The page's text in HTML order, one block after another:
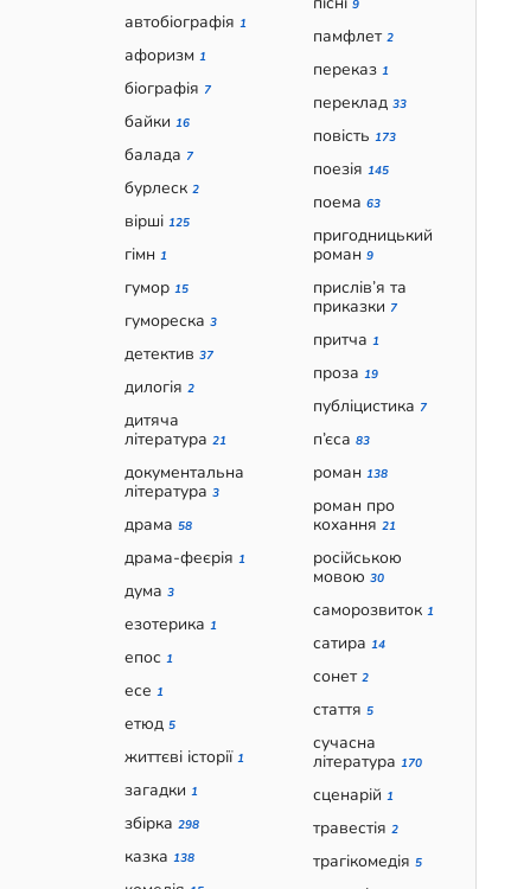
автобіографія 1
афоризм 1
біографія 7
байки 16
балада 7
бурлеск 2
вірші 125
гімн 1
гумор 15
гумореска 3
детектив 37
дилогія 2
дитяча
література 21
документальна
література 3
драма 58
драма-феєрія 1
дума 3
езотерика 1
епос 1
есе 1
етюд 5
життєві історії 1
загадки 1
збірка 298
казка 138
9
памфлет 2
переказ 1
переклад 33
повість 173
поезія 145
поема 63
пригодницький
роман 9
прислів’я та
приказки 7
притча 1
проза 19
публіцистика 7
п’єса 83
роман 138
роман про
кохання 21
російською
мовою 30
саморозвиток 1
сатира 14
сонет 2
стаття 5
сучасна
література 170
сценарій 1
травестія 2
трагікомедія 5